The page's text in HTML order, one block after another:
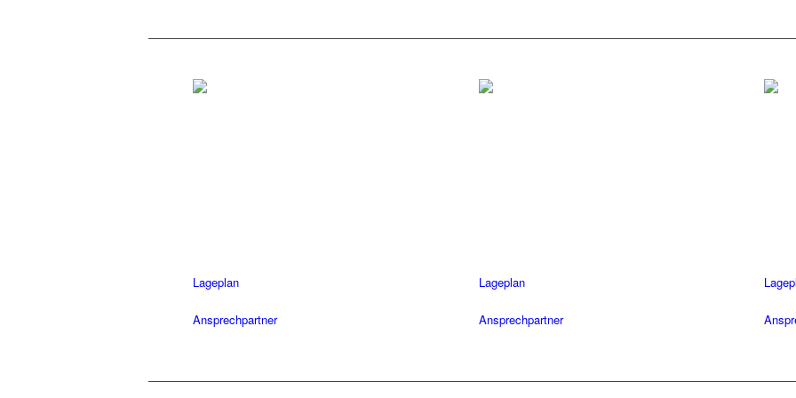
Lageplan
Ansprechpartner
Lageplan
Ansprechpartner